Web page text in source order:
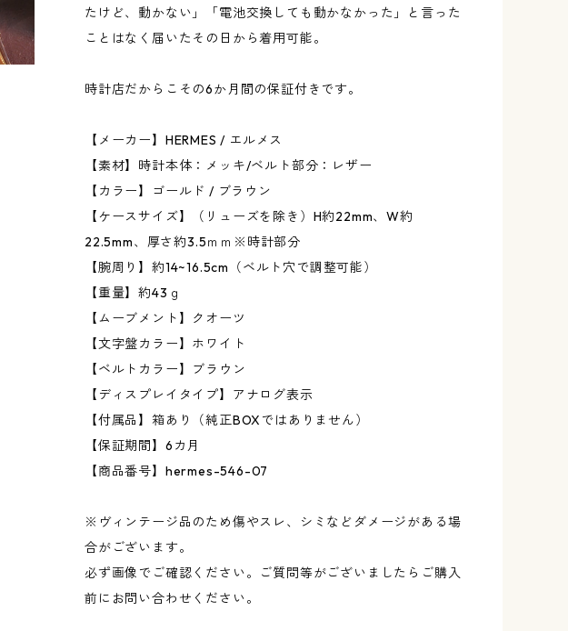
たけど、動かない」「電池交換しても動かなかった」と言った
ことはなく届いたその日から着用可能。
時計店だからこその6か月間の保証付きです。
【メーカー】HERMES / エルメス
【素材】時計本体：メッキ/ベルト部分：レザー
【カラー】ゴールド / ブラウン
【ケースサイズ】（リューズを除き）H約22mm、W約
22.5mm、厚さ約3.5ｍｍ※時計部分
【腕周り】約14~16.5cm（ベルト穴で調整可能）
【重量】約43ｇ
【ムーブメント】クオーツ
【文字盤カラー】ホワイト
【ベルトカラー】ブラウン
【ディスプレイタイプ】アナログ表示
【付属品】箱あり（純正BOXではありません）
【保証期間】6カ月
【商品番号】hermes-546-07
※ヴィンテージ品のため傷やスレ、シミなどダメージがある場
合がございます。
必ず画像でご確認ください。ご質問等がございましたらご購入
前にお問い合わせください。